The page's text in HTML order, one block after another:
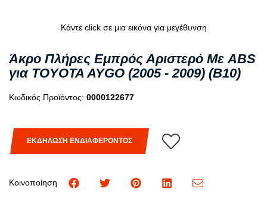
Κάντε click σε μια εικόνα για μεγέθυνση
Άκρο Πλήρες Εμπρός Αριστερό Με ABS
για TOYOTA AYGO (2005 - 2009) (B10)
Κωδικός Προϊόντος: 0000122677
ΕΚΔΗΛΩΣΗ ΕΝΔΙΑΦΕΡΟΝΤΟΣ
Κοινοποίηση